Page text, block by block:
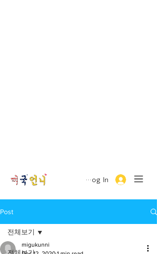
Log In
Post
전체보기
migukunni